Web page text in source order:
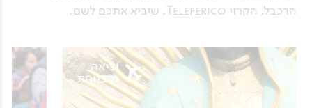
הרכבל, הקרוי Teleferico, שיביא אתכם לשם.
יציאה
מובטחת